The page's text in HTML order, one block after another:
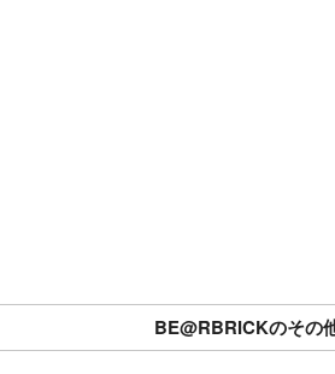
BE@RBRICKのその